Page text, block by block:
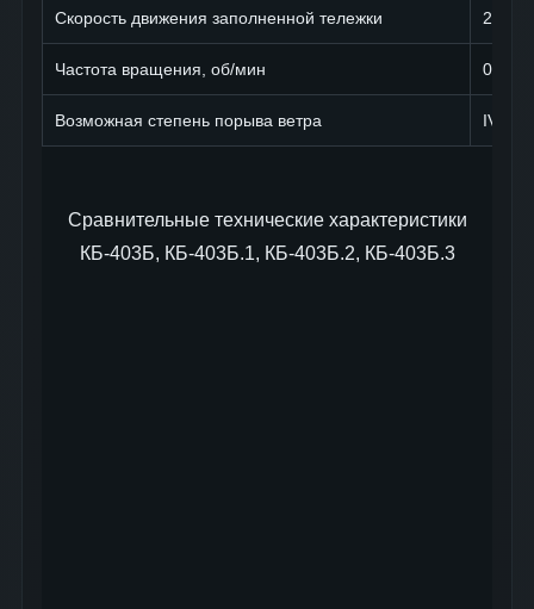
Скорость движения заполненной тележки 23
Частота вращения, об/мин 0,6
Возможная степень порыва ветра IV
Сравнительные технические характеристики
КБ-403Б, КБ-403Б.1, КБ-403Б.2, КБ-403Б.3